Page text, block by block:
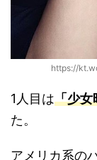
https://
1人目は「少女
た。
アメリカ系の